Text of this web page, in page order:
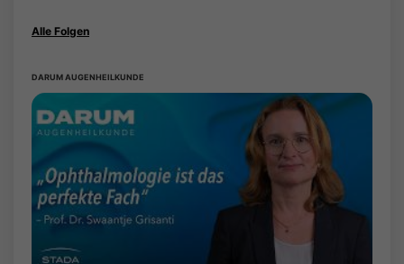
Alle Folgen
DARUM AUGENHEILKUNDE